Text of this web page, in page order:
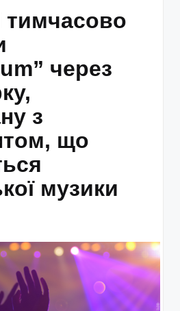
тимчасово
через
з
що
музики